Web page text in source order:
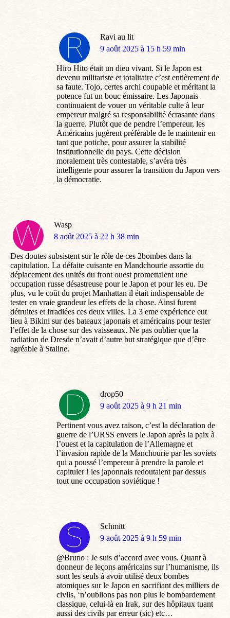
Ravi au lit
dit
9 août 2025 à 15 h 59 min
Hiro Hito était un dieu vivant. Si le Japon est
devenu militariste et totalitaire c’est entièrement de
sa faute. Tojo, certes archi coupable et méritant la
potence fut un bouc émissaire. Les Japonais
continuaient de vouer un véritable culte à leur
empereur malgré sa responsabilité écrasante dans
la guerre. Plutôt que de pendre l’empereur, les
Américains jugèrent préférable de le maintenir en
tant que potiche, pour assurer la stabilité
institutionnelle du pays. Cette décision
moralement très contestable, s’avéra très
intelligente pour assurer la transition du Japon vers
la démocratie.
Wasp
dit
8 août 2025 à 22 h 38 min
Des doutes subsistent sur le rôle de ces 2bombes dans la
capitulation. La défaite cuisante en Mandchourie assortie du
déplacement des unités du front ouest promettaient une
occupation russe désastreuse pour le Japon et pour les eu. De
plus, vu le coût du projet Manhattan il était indispensable de
tester en vraie grandeur les effets de la chose. Ainsi furent
détruites et irradiées ces deux villes. La 3 eme expérience eut
lieu à Bikini sur des bateaux japonais et américains pour tester
l’effet de la chose sur des vaisseaux. Ne pas oublier que la
radiation de Dresde n’avait d’autre but stratégique que d’être
agréable à Staline.
drop50
dit
9 août 2025 à 9 h 21 min
Pertinent vous avez raison, c’est la déclaration de
guerre de l’URSS envers le Japon après la paix à
l’ouest et la capitulation de l’Allemagne et
l’invasion rapide de la Manchourie par les soviets
qui a poussé l’empereur à prendre la parole et
capituler ! les japonnais redoutaient par dessus
tout une occupation soviétique !
Schmitt
dit
9 août 2025 à 9 h 59 min
@Bruno : Je suis d’accord avec vous. Quant à
donneur de leçons américains sur l’humanisme, ils
sont les seuls à avoir utilisé deux bombes
atomiques sur le Japon en sacrifiant des milliers de
civils, ‘n’oublions pas non plus le bombardement
classique, celui-là en Irak, sur des hôpitaux tuant
aussi des civils par erreur (sic) etc…